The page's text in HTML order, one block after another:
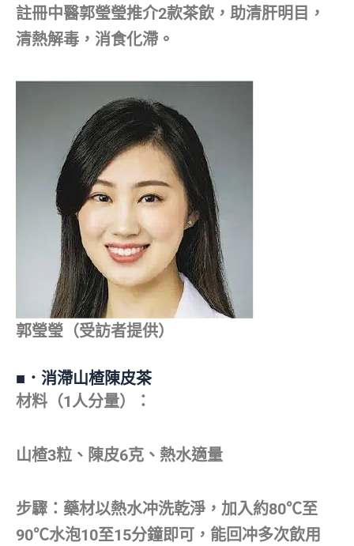
註冊中醫郭瑩瑩推介2款茶飲，助清肝明目，
清熱解毒，消食化滯。
郭瑩瑩（受訪者提供）
■．消滯山楂陳皮茶
材料（1人分量）：
山楂3粒、陳皮6克、熱水適量
步驟：藥材以熱水冲洗乾淨，加入約80℃至
90℃水泡10至15分鐘即可，能回冲多次飲用